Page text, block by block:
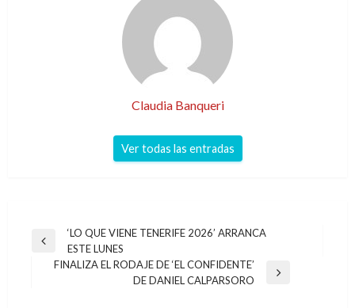
Claudia Banqueri
Ver todas las entradas
Navegación
Entrada
anterior
‘LO QUE VIENE TENERIFE 2026’ ARRANCA
ESTE LUNES
FINALIZA EL RODAJE DE ‘EL CONFIDENTE’
DE DANIEL CALPARSORO